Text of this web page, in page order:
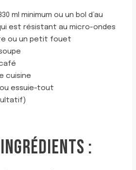
ml minimum ou un bol d’au
est résistant au micro-ondes
ou un petit fouet
cuisine
essuie-tout
: